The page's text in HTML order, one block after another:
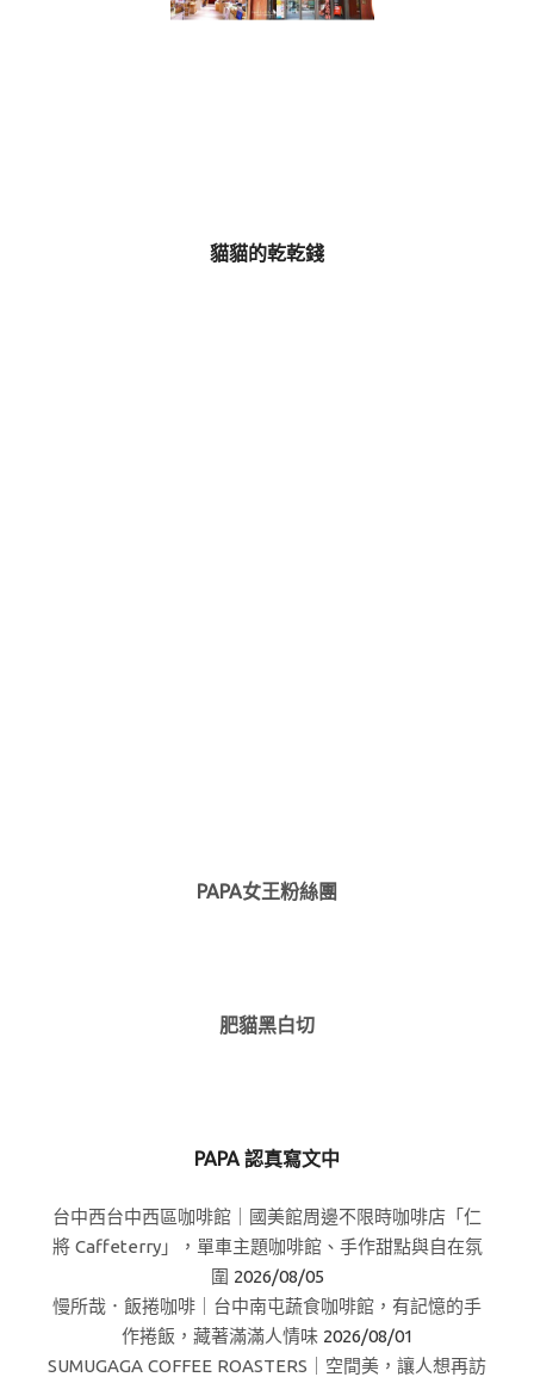
貓貓的乾乾錢
PAPA女王粉絲團
肥貓黑白切
PAPA 認真寫文中
台中西台中西區咖啡館｜國美館周邊不限時咖啡店「仁
將 Caffeterry」，單車主題咖啡館、手作甜點與自在氛
圍 2026/08/05
慢所哉．飯捲咖啡｜台中南屯蔬食咖啡館，有記憶的手
作捲飯，藏著滿滿人情味 2026/08/01
SUMUGAGA COFFEE ROASTERS｜空間美，讓人想再訪